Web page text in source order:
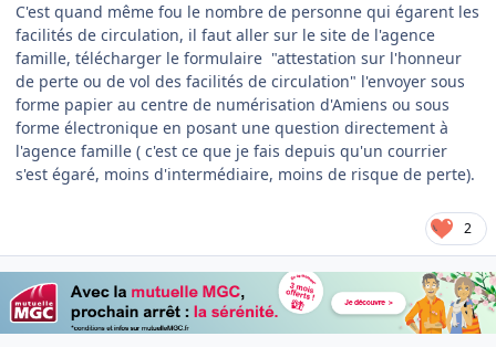
C'est quand même fou le nombre de personne qui égarent les
facilités de circulation, il faut aller sur le site de l'agence
famille, télécharger le formulaire "attestation sur l'honneur
de perte ou de vol des facilités de circulation" l'envoyer sous
forme papier au centre de numérisation d'Amiens ou sous
forme électronique en posant une question directement à
l'agence famille ( c'est ce que je fais depuis qu'un courrier
s'est égaré, moins d'intermédiaire, moins de risque de perte).
2